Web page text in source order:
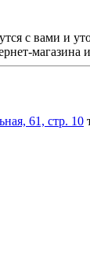
с вами и
61, стр. 10